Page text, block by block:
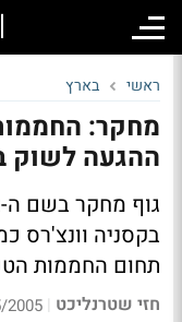
ראשי בארץ
מחקר:
ההגעה לשוק ב-
בקסניה וונצ'רס
תחום החממות
חזי שטרנליכט |
15:53